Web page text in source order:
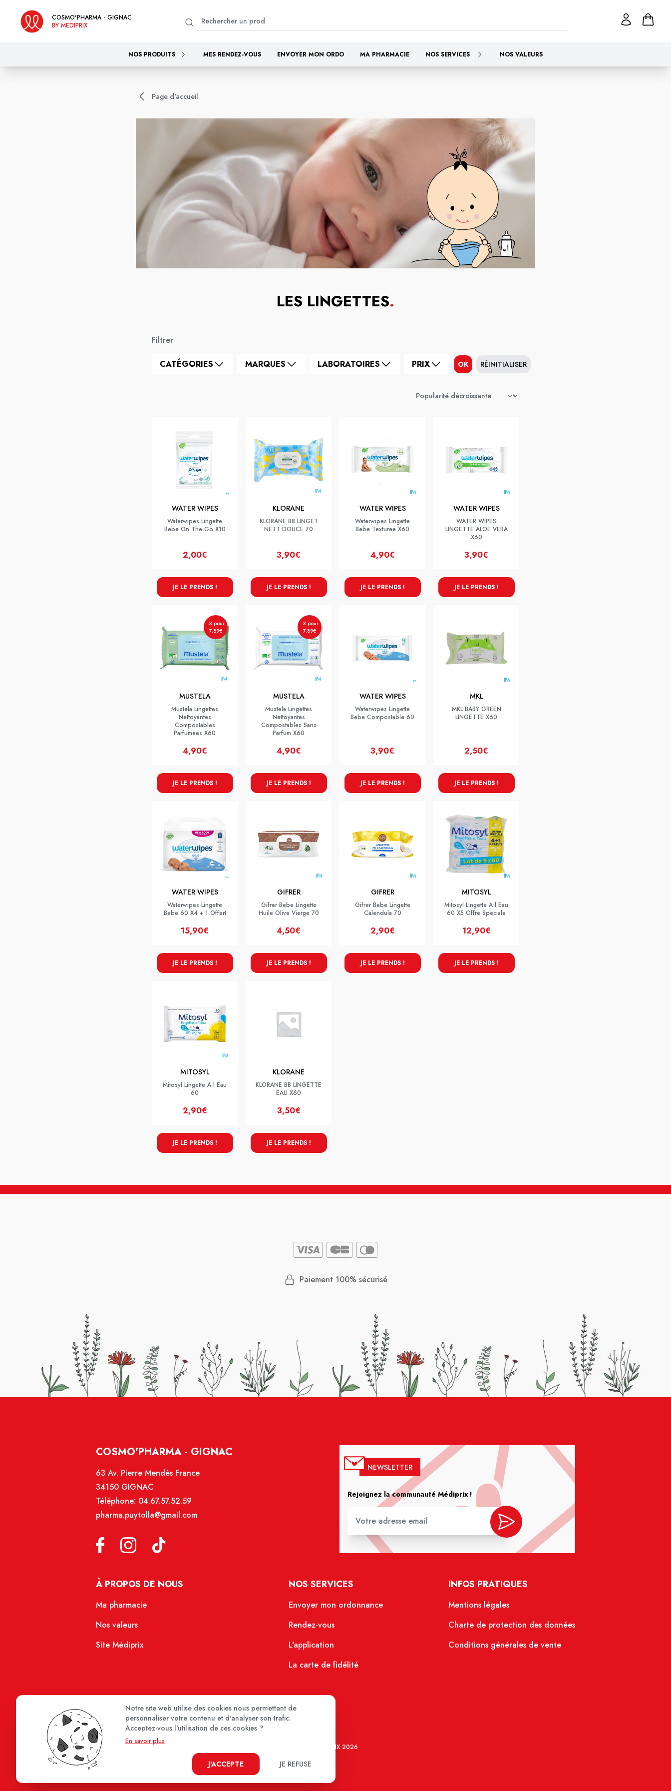
COSMO'PHARMA - GIGNAC
BY MEDIPRIX
NOS PRODUITS MES RENDEZ-VOUS ENVOYER MON ORDO MA PHARMACIE NOS SERVICES NOS VALEURS
Page d'accueil
LES LINGETTES.
Filtrer
CATÉGORIES MARQUES LABORATOIRES PRIX OK RÉINITIALISER
WATER WIPES
Waterwipes Lingette
Bebe On The Go X10
2,00€
JE LE PRENDS !
KLORANE
KLORANE BB LINGET
NETT DOUCE 70
3,90€
JE LE PRENDS !
WATER WIPES
Waterwipes Lingette
Bebe Texturee X60
4,90€
JE LE PRENDS !
WATER WIPES
WATER WIPES
LINGETTE ALOE VERA
X60
3,90€
JE LE PRENDS !
-3 pour
7.89€
MUSTELA
Mustela Lingettes
Nettoyantes
Compostables
Parfumees X60
4,90€
JE LE PRENDS !
-3 pour
7.89€
MUSTELA
Mustela Lingettes
Nettoyantes
Compostables Sans
Parfum X60
4,90€
JE LE PRENDS !
WATER WIPES
Waterwipes Lingette
Bebe Compostable 60
3,90€
JE LE PRENDS !
MKL
MKL BABY GREEN
LINGETTE X60
2,50€
JE LE PRENDS !
WATER WIPES
Waterwipes Lingette
Bebe 60 X4 + 1 Offert
15,90€
JE LE PRENDS !
GIFRER
Gifrer Bebe Lingette
Huile Olive Vierge 70
4,50€
JE LE PRENDS !
GIFRER
Gifrer Bebe Lingette
Calendula 70
2,90€
JE LE PRENDS !
MITOSYL
Mitosyl Lingette A l Eau
60 X5 Offre Speciale
12,90€
JE LE PRENDS !
MITOSYL
Mitosyl Lingette A l Eau
60
2,90€
JE LE PRENDS !
KLORANE
KLORANE BB LINGETTE
EAU X60
3,50€
JE LE PRENDS !
Paiement 100% sécurisé
COSMO'PHARMA - GIGNAC
63 Av. Pierre Mendès France
34150 GIGNAC
Téléphone: 04.67.57.52.59
pharma.puytolla@gmail.com
NEWSLETTER
Rejoignez la communauté Médiprix !
À PROPOS DE NOUS
Ma pharmacie
Nos valeurs
Site Médiprix
NOS SERVICES
Envoyer mon ordonnance
Rendez-vous
L'application
La carte de fidélité
INFOS PRATIQUES
Mentions légales
Charte de protection des données
Conditions générales de vente
MEDIPRIX 2026
Notre site web utilise des cookies nous permettant de
personnaliser votre contenu et d'analyser son trafic.
Acceptez-vous l'utilisation de ces cookies ?
En savoir plus
J'ACCEPTE JE REFUSE